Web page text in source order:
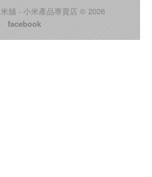
米舖 - 小米產品專賣店 © 2026
facebook